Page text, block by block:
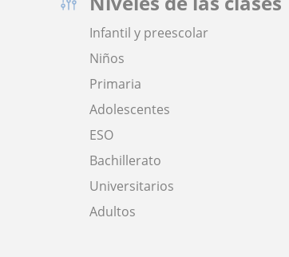
Infantil y preescolar
Niños
Primaria
Adolescentes
ESO
Bachillerato
Universitarios
Adultos